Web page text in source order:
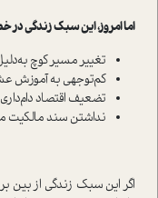
اما امروز، این سبک زندگی در
تغییر مسیر کوچ
کم‌توجهی به آموزش
تضعیف اقتصاد دام‌داری
نداشتن سند مالکیت
اگر این سبک زندگی از بین